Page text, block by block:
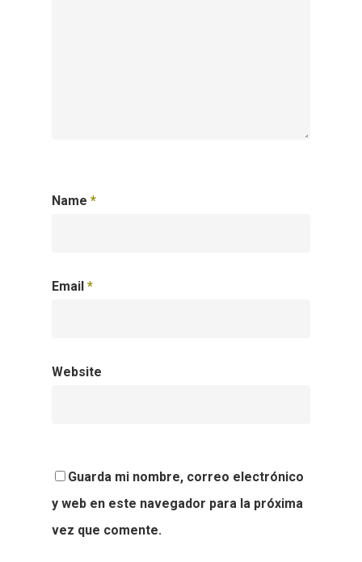
Name *
Email *
Website
Guarda mi nombre, correo electrónico
y web en este navegador para la próxima
vez que comente.